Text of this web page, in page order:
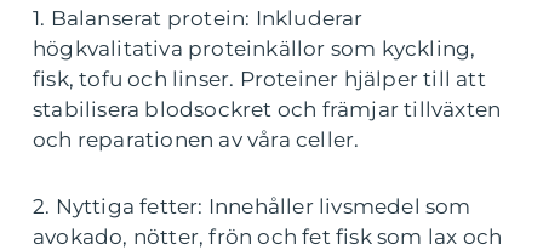
1. Balanserat protein: Inkluderar
högkvalitativa proteinkällor som kyckling,
fisk, tofu och linser. Proteiner hjälper till att
stabilisera blodsockret och främjar tillväxten
och reparationen av våra celler.
2. Nyttiga fetter: Innehåller livsmedel som
avokado, nötter, frön och fet fisk som lax och